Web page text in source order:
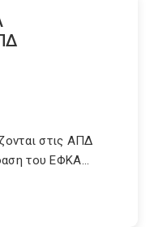
στις ΑΠΔ
του ΕΦΚΑ...